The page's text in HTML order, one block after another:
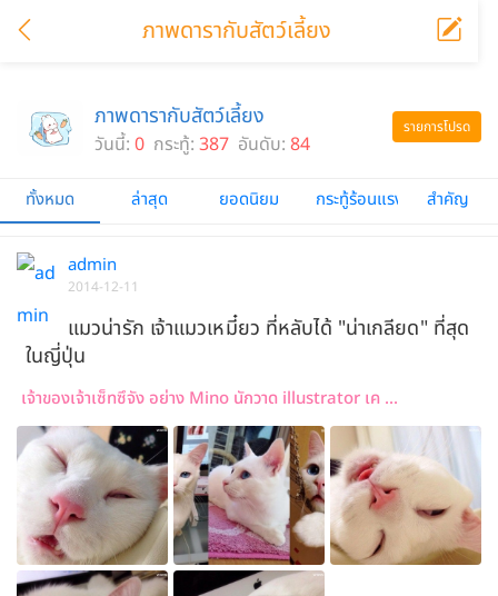
ภาพดารากับสัตว์เลี้ยง
รายการโปรด
ภาพดารากับสัตว์เลี้ยง
วันนี้: 0 กระทู้: 387 อันดับ: 84
ทั้งหมด ล่าสุด ยอดนิยม กระทู้ร้อนแรง สำคัญ
admin
2014-12-11
แมวน่ารัก เจ้าแมวเหมี๋ยว ที่หลับได้ "น่าเกลียด" ที่สุด
ในญี่ปุ่น
เจ้าของเจ้าเซ็ทซึจัง อย่าง Mino นักวาด illustrator เค ...